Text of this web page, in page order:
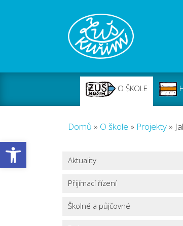
Open toolbar
O ŠKOLE
Domů » O škole » Projekty »
Aktuality
Přijímací řízení
Školné a půjčovné